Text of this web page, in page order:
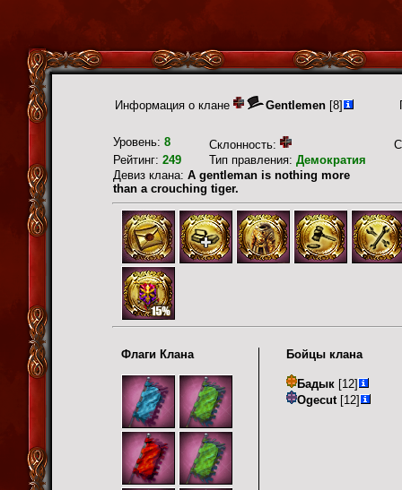
Информация о клане Gentlemen [8]
Уровень: 8 Склонность:
Рейтинг: 249 Тип правления: Демократия
Девиз клана: A gentleman is nothing more
than a crouching tiger.
Флаги Клана Бойцы клана
Бадык [12]
Ogecut [12]